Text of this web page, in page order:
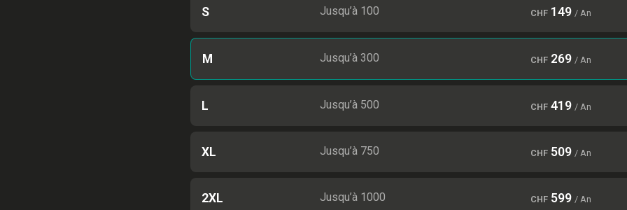
S Jusqu’à 100 CHF 149 / An
M Jusqu’à 300 CHF 269 / An
L Jusqu’à 500 CHF 419 / An
XL Jusqu’à 750 CHF 509 / An
2XL Jusqu’à 1000 CHF 599 / An